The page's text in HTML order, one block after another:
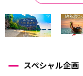
スペシャル企画